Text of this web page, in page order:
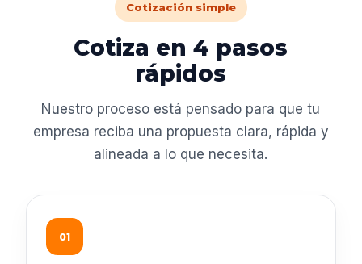
Cotización simple
Cotiza en 4 pasos
rápidos
Nuestro proceso está pensado para que tu
empresa reciba una propuesta clara, rápida y
alineada a lo que necesita.
01